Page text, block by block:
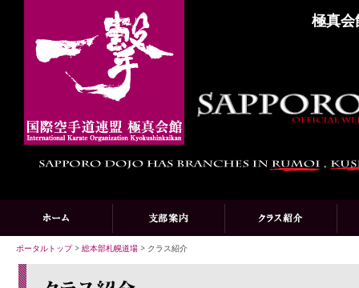
極真会
ポータルトップ> 総本部札幌道場 > クラス紹介